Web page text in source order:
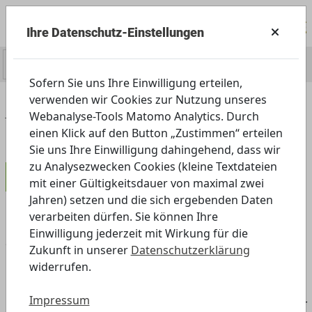
Home Angebot
Außerschulisch
Kindergarten
So stark, so schlau, so witzig
Kindergarten
So stark, so schlau, so witzig –
Medienhelden unter die Lupe nehmen
Heldinnen und Helden in Büchern, Hörspielen oder
Ihre Datenschutz-Einstellungen
Sofern Sie uns Ihre Einwilligung erteilen,
verwenden wir Cookies zur Nutzung unseres
Webanalyse-Tools Matomo Analytics. Durch
einen Klick auf den Button „Zustimmen“ erteilen
Sie uns Ihre Einwilligung dahingehend, dass wir
zu Analysezwecken Cookies (kleine Textdateien
mit einer Gültigkeitsdauer von maximal zwei
Jahren) setzen und die sich ergebenden Daten
verarbeiten dürfen. Sie können Ihre
Einwilligung jederzeit mit Wirkung für die
Zukunft in unserer Datenschutzerklärung
widerrufen.
Impressum